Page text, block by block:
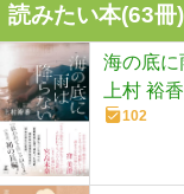
読みたい本(63冊)
海の底に
上村 裕香
102